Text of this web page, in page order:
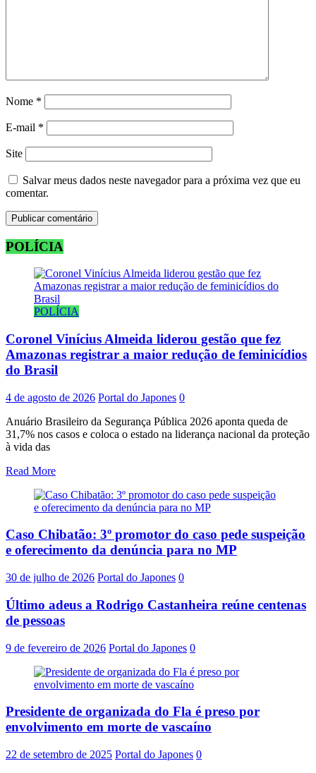
Nome *
E-mail *
Site
Salvar meus dados neste navegador para a próxima vez que eu
comentar.
POLÍCIA
POLÍCIA
Coronel Vinícius Almeida liderou gestão que fez
Amazonas registrar a maior redução de feminicídios
do Brasil
4 de agosto de 2026 Portal do Japones 0
Anuário Brasileiro da Segurança Pública 2026 aponta queda de
31,7% nos casos e coloca o estado na liderança nacional da proteção
à vida das
Read More
Caso Chibatão: 3º promotor do caso pede suspeição
e oferecimento da denúncia para no MP
30 de julho de 2026 Portal do Japones 0
Último adeus a Rodrigo Castanheira reúne centenas
de pessoas
9 de fevereiro de 2026 Portal do Japones 0
Presidente de organizada do Fla é preso por
envolvimento em morte de vascaíno
22 de setembro de 2025 Portal do Japones 0